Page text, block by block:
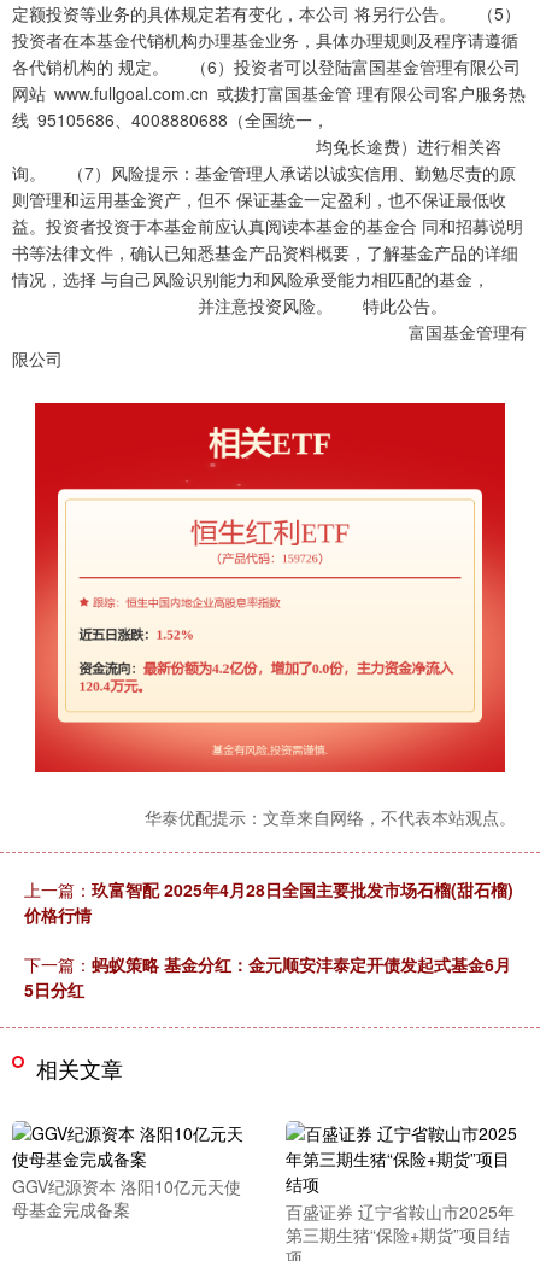
定额投资等业务的具体规定若有变化，本公司 将另行公告。 （5）
投资者在本基金代销机构办理基金业务，具体办理规则及程序请遵循
各代销机构的 规定。 （6）投资者可以登陆富国基金管理有限公司
网站 www.fullgoal.com.cn 或拨打富国基金管 理有限公司客户服务热
线 95105686、4008880688（全国统一，
均免长途费）进行相关咨
询。 （7）风险提示：基金管理人承诺以诚实信用、勤勉尽责的原
则管理和运用基金资产，但不 保证基金一定盈利，也不保证最低收
益。投资者投资于本基金前应认真阅读本基金的基金合 同和招募说明
书等法律文件，确认已知悉基金产品资料概要，了解基金产品的详细
情况，选择 与自己风险识别能力和风险承受能力相匹配的基金，
并注意投资风险。 特此公告。
富国基金管理有
限公司
华泰优配提示：文章来自网络，不代表本站观点。
上一篇： 玖富智配 2025年4月28日全国主要批发市场石榴(甜石榴)
价格行情
下一篇： 蚂蚁策略 基金分红：金元顺安沣泰定开债发起式基金6月
5日分红
相关文章
GGV纪源资本 洛阳10亿元天使
母基金完成备案
百盛证券 辽宁省鞍山市2025年
第三期生猪“保险+期货”项目结